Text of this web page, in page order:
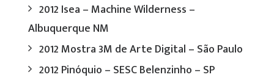
2012 Isea – Machine Wilderness –
Albuquerque NM
2012 Mostra 3M de Arte Digital – São Paulo
2012 Pinóquio – SESC Belenzinho – SP